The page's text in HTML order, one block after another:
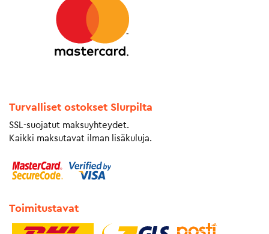
Turvalliset ostokset Slurpilta
SSL-suojatut maksuyhteydet.
Kaikki maksutavat ilman lisäkuluja.
Toimitustavat